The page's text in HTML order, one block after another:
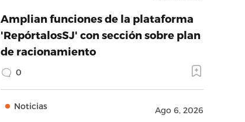
Amplian funciones de la plataforma
'RepórtalosSJ' con sección sobre plan
de racionamiento
0
Noticias Ago 6, 2026